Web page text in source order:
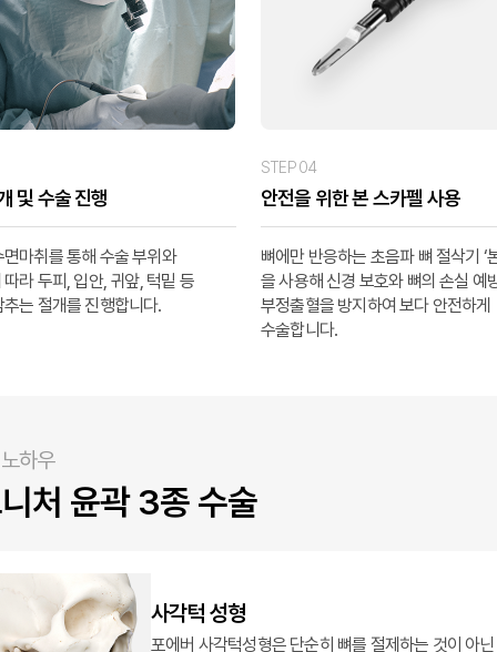
및 수술 진행
마취를 통해 수술 부위와
라 두피, 입안, 귀앞, 턱밑 등
는 절개를 진행합니다.
STEP 04
안전을 위한 본 스카펠 사용
뼈에만 반응하는 초음파 뼈 절삭기 ‘
을 사용해 신경 보호와 뼈의 손실 예
부정출혈을 방지하여 보다 안전하게
수술합니다.
하우
처 윤곽 3종 수술
사각턱 성형
포에버 사각턱성형은 단순히 뼈를 절제하는 것이 아닌